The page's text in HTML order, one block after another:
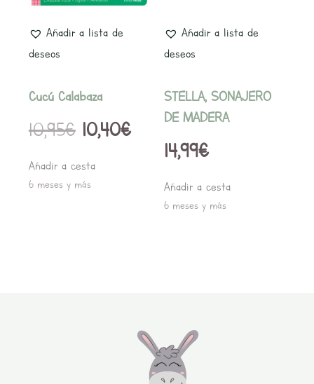
Añadir a lista de
deseos
Cucú Calabaza
10,95€ 10,40€
Añadir a cesta
6 meses y más
Añadir a lista de
deseos
STELLA, SONAJERO
DE MADERA
14,99€
Añadir a cesta
6 meses y más